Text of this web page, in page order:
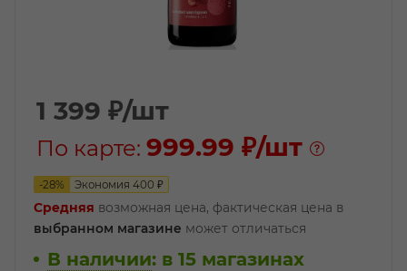
1 399 ₽/шт
По карте: 999.99 ₽/шт
-28% Экономия 400 ₽
Средняя возможная цена, фактическая цена в
выбранном магазине может отличаться
В наличии: в 15 магазинах